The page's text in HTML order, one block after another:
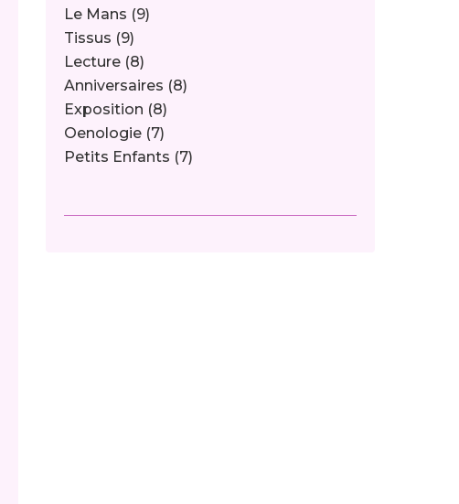
Le Mans (9)
Tissus (9)
Lecture (8)
Anniversaires (8)
Exposition (8)
Oenologie (7)
Petits Enfants (7)